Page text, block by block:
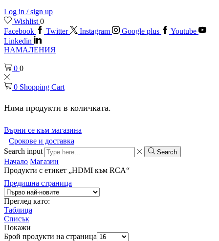
Log in / sign up
Wishlist 0
Facebook
Twitter Instagram Google plus
Youtube
Linkedin
НАМАЛЕНИЯ
0 0
0 Shopping Cart
Няма продукти в количката.
Върни се към магазина
Срокове и доставка
Search input
Search
Начало Магазин
Продукти с етикет „HDMI към RCA“
Предишна страница
Преглед като:
Таблица
Списък
Покажи
Брой продукти на страница